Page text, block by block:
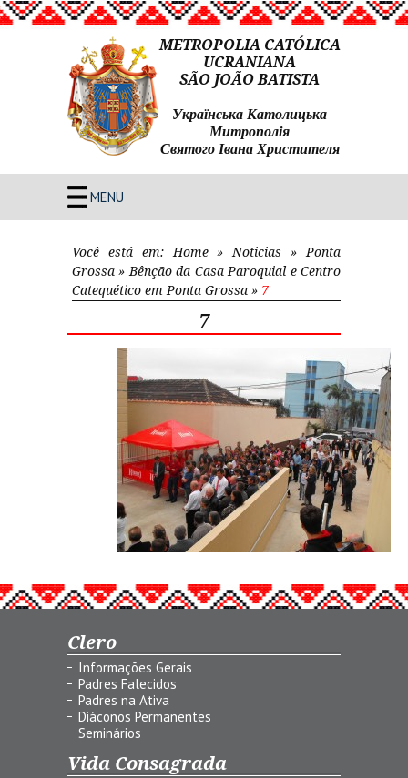
METROPOLIA CATÓLICA
UCRANIANA
SÃO JOÃO BATISTA
Українська Католицька
Митрополія
Святого Івана Христителя
MENU
Você está em: Home» Noticias » Ponta
Grossa » Bênção da Casa Paroquial e Centro
Catequético em Ponta Grossa » 7
7
Clero
Informações Gerais
Padres Falecidos
Padres na Ativa
Diáconos Permanentes
Seminários
Vida Consagrada